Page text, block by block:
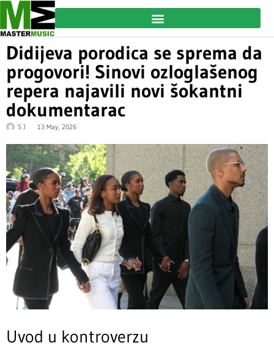
Didijeva porodica se sprema da
progovori! Sinovi ozloglašenog
repera najavili novi šokantni
dokumentarac
S J 13 May, 2026
Uvod u kontroverzu